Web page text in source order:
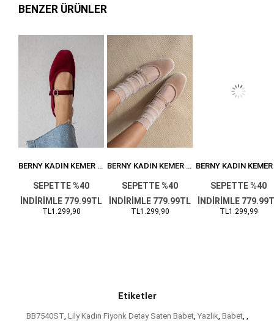
BENZER ÜRÜNLER
BERNY KADIN KEMER DETAY KADIFE BABET BORDO
SEPETTE %40
İNDİRİMLE 779.99TL
TL1.299,90
BERNY KADIN KEMER DETAY KADIFE BABET VIZON
SEPETTE %40
İNDİRİMLE 779.99TL
TL1.299,90
SEPETTE %40
İNDİRİMLE
TL1.299,99
Etiketler
BB7540ST, Lily Kadın Fiyonk Detay Saten Babet, Yazlık, Babet, ,